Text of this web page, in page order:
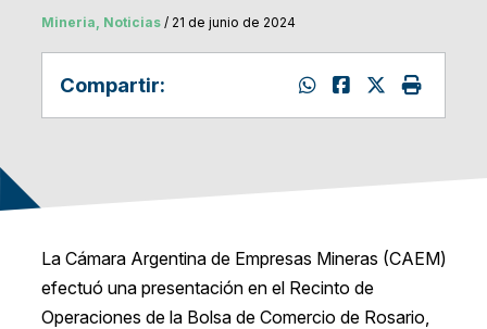
Mineria, Noticias/ 21 de junio de 2024
Compartir:
La Cámara Argentina de Empresas Mineras (CAEM)
efectuó una presentación en el Recinto de
Operaciones de la Bolsa de Comercio de Rosario,